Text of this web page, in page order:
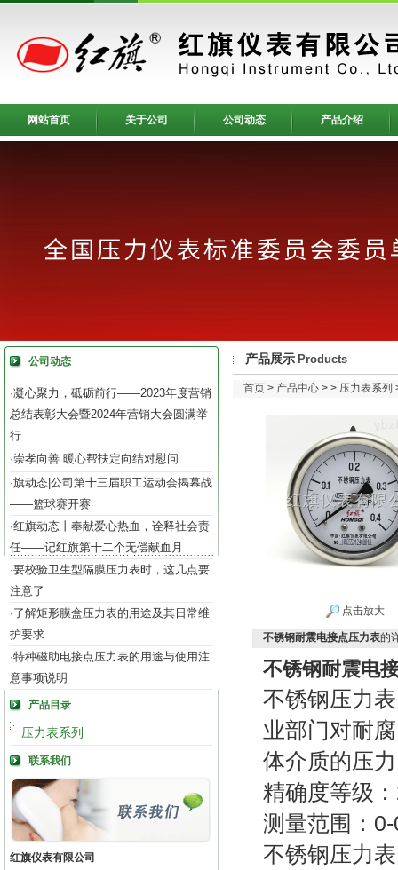
网站首页 关于公司 公司动态 产品介绍
公司动态
·凝心聚力，砥砺前行——2023年度营销
总结表彰大会暨2024年营销大会圆满举
行
·崇孝向善 暖心帮扶定向结对慰问
·旗动态|公司第十三届职工运动会揭幕战
——篮球赛开赛
·红旗动态丨奉献爱心热血，诠释社会责
任——记红旗第十二个无偿献血月
·要校验卫生型隔膜压力表时，这几点要
注意了
·了解矩形膜盒压力表的用途及其日常维
护要求
·特种磁助电接点压力表的用途与使用注
意事项说明
产品目录
压力表系列
联系我们
红旗仪表有限公司
产品展示 Products
首页 > 产品中心 > > 压力表系列
点击放大
不锈钢耐震电接点压力表的
不锈钢耐震电
不锈钢压力
业部门对耐
体介质的压
精确度等级
测量范围：
不锈钢压力